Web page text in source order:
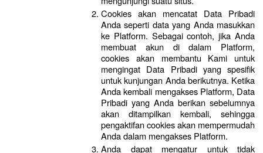
Cookies akan mencatat Data Pribadi
Anda seperti data yang Anda masukkan
ke Platform. Sebagai contoh, jika Anda
membuat akun di dalam Platform,
cookies akan membantu Kami untuk
mengingat Data Pribadi yang spesifik
untuk kunjungan Anda berikutnya. Ketika
Anda kembali mengakses Platform, Data
Pribadi yang Anda berikan sebelumnya
akan ditampilkan kembali, sehingga
pengaktifan cookies akan mempermudah
Anda dalam mengakses Platform.
Anda dapat mengatur untuk tidak